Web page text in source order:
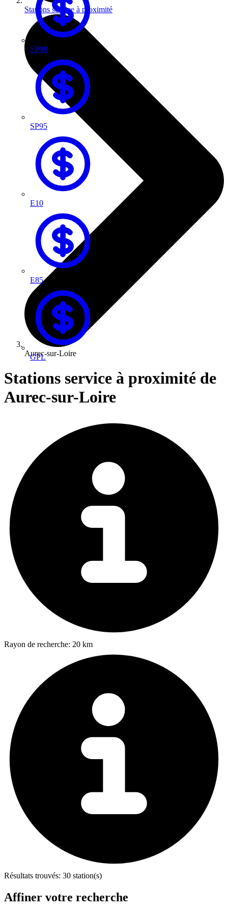
SP98
SP95
E10
E85
GPL
Stations service à proximité
Aurec-sur-Loire
Stations service à proximité de
Aurec-sur-Loire
Rayon de recherche: 20 km
Résultats trouvés: 30 station(s)
Affiner votre recherche